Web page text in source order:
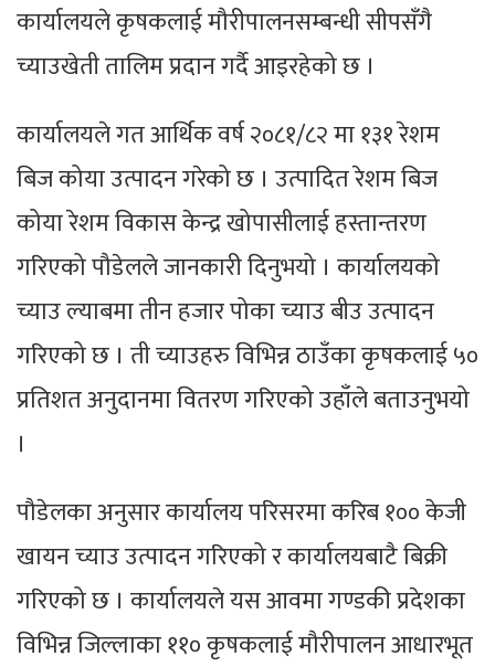
कार्यालयले कृषकलाई मौरीपालनसम्बन्धी सीपसँगै
च्याउखेती तालिम प्रदान गर्दै आइरहेको छ ।
कार्यालयले गत आर्थिक वर्ष २०८१/८२ मा १३१ रेशम
बिज कोया उत्पादन गरेको छ । उत्पादित रेशम बिज
कोया रेशम विकास केन्द्र खोपासीलाई हस्तान्तरण
गरिएको पौडेलले जानकारी दिनुभयो । कार्यालयको
च्याउ ल्याबमा तीन हजार पोका च्याउ बीउ उत्पादन
गरिएको छ । ती च्याउहरु विभिन्न ठाउँका कृषकलाई ५०
प्रतिशत अनुदानमा वितरण गरिएको उहाँले बताउनुभयो
।
पौडेलका अनुसार कार्यालय परिसरमा करिब १०० केजी
खायन च्याउ उत्पादन गरिएको र कार्यालयबाटै बिक्री
गरिएको छ । कार्यालयले यस आवमा गण्डकी प्रदेशका
विभिन्न जिल्लाका ११० कृषकलाई मौरीपालन आधारभूत